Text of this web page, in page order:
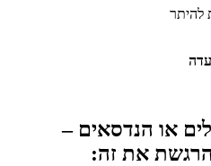
להיתר
או הנדסאים –
את זה: